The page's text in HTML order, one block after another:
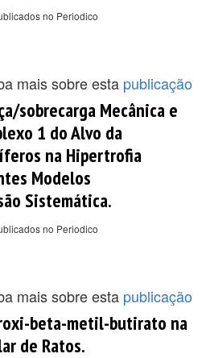
no Periodico
mais sobre esta publicação
sobrecarga Mecânica e
1 do Alvo da
na Hipertrofia
Modelos
Sistemática.
no Periodico
mais sobre esta publicação
beta-metil-butirato na
de Ratos.